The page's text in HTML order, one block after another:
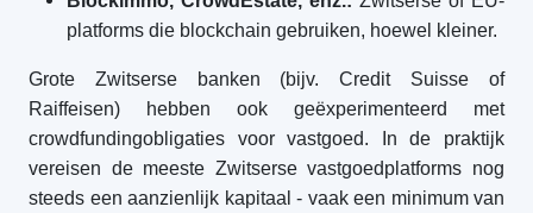
platforms die blockchain gebruiken, hoewel kleiner.
Grote Zwitserse banken (bijv. Credit Suisse of
Raiffeisen) hebben ook geëxperimenteerd met
crowdfundingobligaties voor vastgoed. In de praktijk
vereisen de meeste Zwitserse vastgoedplatforms nog
steeds een aanzienlijk kapitaal - vaak een minimum van